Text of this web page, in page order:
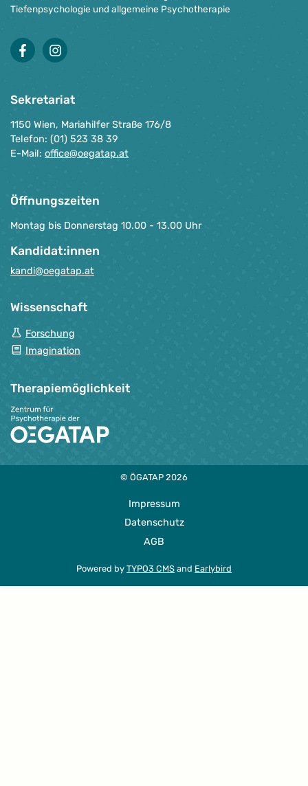
Tiefenpsychologie und allgemeine Psychotherapie
facebookinstagram
Sekretariat
1150 Wien, Mariahilfer Straße 176/8
Telefon: (01) 523 38 39
E-Mail: office@oegatap.at
Öffnungszeiten
Montag bis Donnerstag 10.00 - 13.00 Uhr
Kandidat:innen
kandi@oegatap.at
Wissenschaft
Forschung
Imagination
Therapie­möglichkeit
© ÖGATAP 2026
Impressum
Datenschutz
AGB
Powered by TYPO3 CMS and Earlybird